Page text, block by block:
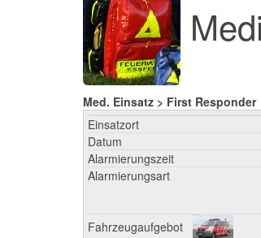
Med. Einsatz > First Responder
Einsatzort
Datum
Alarmierungszeit
Alarmierungsart
Fahrzeugaufgebot